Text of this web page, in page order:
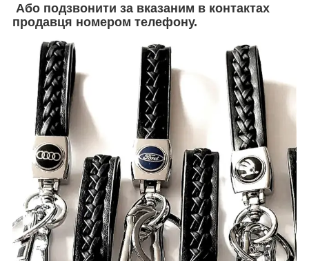
Або подзвонити за вказаним в контактах
продавця номером телефону.